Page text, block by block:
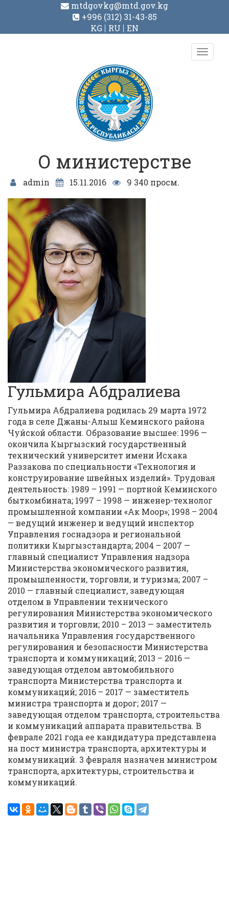
mtdgovkg@mtd.gov.kg
+996 (312) 31-43-85
KG
RU EN
Toggle
О министерстве
admin 15.11.2016 9 340 просм.
Гульмира Абдралиева
Гульмира Абдралиева родилась 29 марта 1972
года в селе Джаны-Алыш Кеминского района
Чуйской области. Образование высшее: 1996 —
окончила Кыргызский государственный
технический университет имени Исхака
Раззакова по специальности «Технология и
конструирование швейных изделий». Трудовая
деятельность: 1989 – 1991 — портной Кеминского
быткомбината; 1997 – 1998 — инженер-технолог
промышленной компании «Ак Моор»; 1998 – 2004
— ведущий инженер и ведущий инспектор
Управления госнадзора и региональной
политики Кыргызстандарта; 2004 – 2007 —
главный специалист Управления надзора
Министерства экономического развития,
промышленности, торговли, и туризма; 2007 –
2010 — главный специалист, заведующая
отделом в Управлении технического
регулирования Министерства экономического
развития и торговли; 2010 – 2013 — заместитель
начальника Управления государственного
регулирования и безопасности Министерства
транспорта и коммуникаций; 2013 – 2016 —
заведующая отделом автомобильного
транспорта Министерства транспорта и
коммуникаций; 2016 – 2017 — заместитель
министра транспорта и дорог; 2017 —
заведующая отделом транспорта, строительства
и коммуникаций аппарата правительства. В
феврале 2021 года ее кандидатура представлена
на пост министра транспорта, архитектуры и
коммуникаций. 3 февраля назначен министром
транспорта, архитектуры, строительства и
коммуникаций.